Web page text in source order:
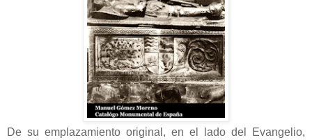
De su emplazamiento original, en el lado del Evangelio,